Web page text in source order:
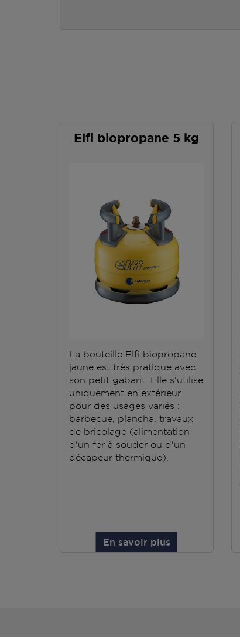
Elfi biopropane 5 kg
La bouteille Elfi biopropane
jaune est très pratique avec
son petit gabarit. Elle s'utilise
uniquement en extérieur
pour des usages variés :
barbecue, plancha, travaux
de bricolage (alimentation
d'un fer à souder ou d'un
décapeur thermique).
En savoir plus